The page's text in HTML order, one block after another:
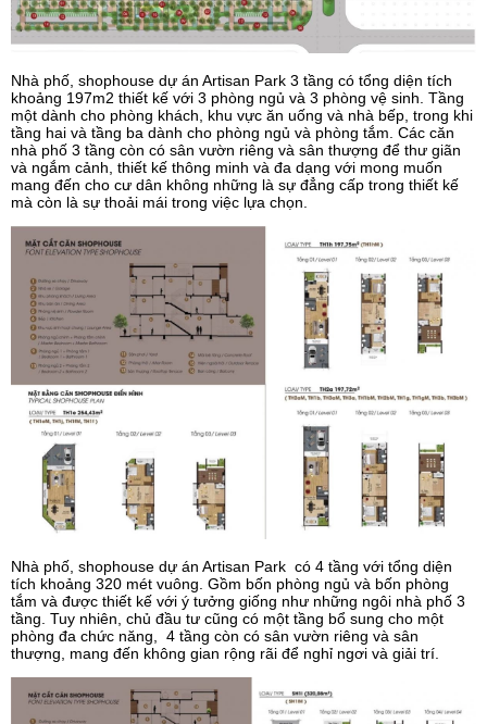
Nhà phố, shophouse dự án Artisan Park 3 tầng có tổng diện tích
khoảng 197m2 thiết kế với 3 phòng ngủ và 3 phòng vệ sinh. Tầng
một dành cho phòng khách, khu vực ăn uống và nhà bếp, trong khi
tầng hai và tầng ba dành cho phòng ngủ và phòng tắm. Các căn
nhà phố 3 tầng còn có sân vườn riêng và sân thượng để thư giãn
và ngắm cảnh, thiết kế thông minh và đa dạng với mong muốn
mang đến cho cư dân không những là sự đẳng cấp trong thiết kế
mà còn là sự thoải mái trong việc lựa chọn.
Nhà phố, shophouse dự án Artisan Park có 4 tầng với tổng diện
tích khoảng 320 mét vuông. Gồm bốn phòng ngủ và bốn phòng
tắm và được thiết kế với ý tưởng giống như những ngôi nhà phố 3
tầng. Tuy nhiên, chủ đầu tư cũng có một tầng bổ sung cho một
phòng đa chức năng, 4 tầng còn có sân vườn riêng và sân
thượng, mang đến không gian rộng rãi để nghỉ ngơi và giải trí.